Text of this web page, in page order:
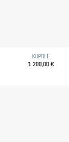
KUPOLĖ
1 200,00€